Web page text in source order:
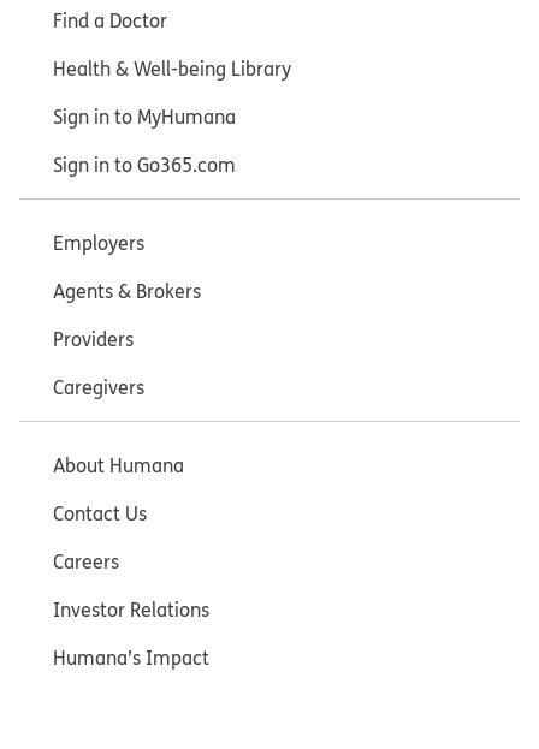
Find a Doctor
Health & Well-being Library
Sign in to MyHumana
Sign in to Go365.com
Employers
Agents & Brokers
Providers
Caregivers
About Humana
Contact Us
Careers
Investor Relations
Humana’s Impact